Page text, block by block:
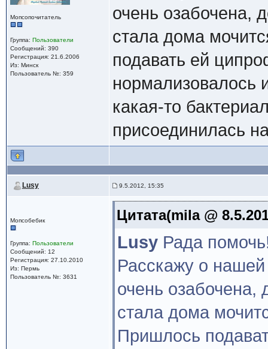
Мопсопочитатель
Группа: Пользователи
Сообщений: 390
Регистрация: 21.6.2006
Из: Минск
Пользователь №: 359
очень озабочена,
стала дома
подавать ей
нормализовалось
какая-то
присоединилась
Lusy 9.5.2012, 15:35
Мопсобебик
Группа: Пользователи
Сообщений: 12
Регистрация: 27.10.2010
Из: Пермь
Пользователь №: 3631
Цитата(mila @
LusyРада
Расскажу о
очень озабочена,
стала дома
Пришлось